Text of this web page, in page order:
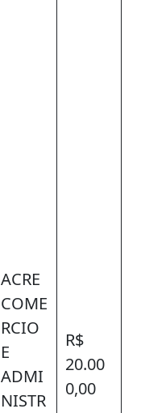
ACRE
COME
RCIO
E
ADMI
NISTR
R$
20.00
0,00